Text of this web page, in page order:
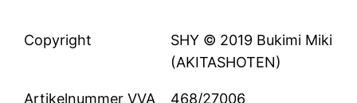
Copyright
SHY © 2019 Bukimi Miki
(AKITASHOTEN)
Artikelnummer VVA 468/27006